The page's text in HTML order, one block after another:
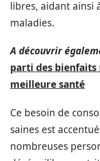
libres, aidant ainsi
maladies.
A découvrir
parti des
meilleure santé
Ce besoin de
saines est
nombreuses